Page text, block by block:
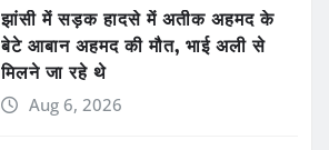
झांसी में सड़क हादसे में अतीक अहमद के
बेटे आबान अहमद की मौत, भाई अली से
मिलने जा रहे थे
Aug 6, 2026